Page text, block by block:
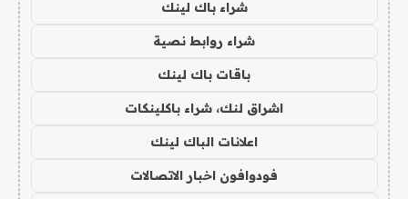
شراء باك لينك
شراء روابط نصية
باقات باك لينك
اشراق لنك، شراء باكلينكات
اعلانات الباك لينك
فودوافون اخبار الاتصالات